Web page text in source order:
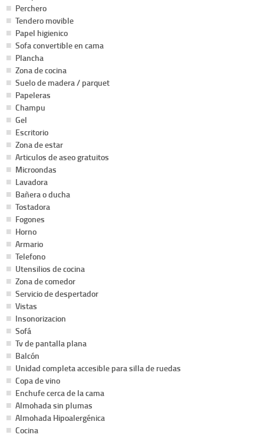
Perchero
Tendero movible
Papel higienico
Sofa convertible en cama
Plancha
Zona de cocina
Suelo de madera / parquet
Papeleras
Champu
Gel
Escritorio
Zona de estar
Articulos de aseo gratuitos
Microondas
Lavadora
Bañera o ducha
Tostadora
Fogones
Horno
Armario
Telefono
Utensilios de cocina
Zona de comedor
Servicio de despertador
Vistas
Insonorizacion
Sofá
Tv de pantalla plana
Balcón
Unidad completa accesible para silla de ruedas
Copa de vino
Enchufe cerca de la cama
Almohada sin plumas
Almohada Hipoalergénica
Cocina